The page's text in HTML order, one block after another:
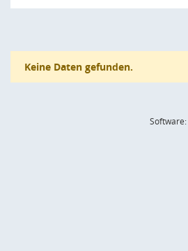
Keine Daten gefunden.
Software: